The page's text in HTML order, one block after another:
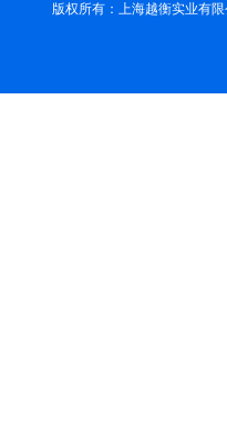
版权所有：上海越衡实业有